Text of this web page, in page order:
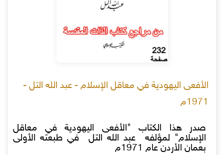
الأفعى اليهودية في معاقل الإسلام - عبد الله التل -
1971م
صدر هذا الكتاب "الأفعى اليهودية في معاقل
الإسلام" لمؤلفه عبد الله التل في طبعته الأولى
بعمان الأردن عام 1971م